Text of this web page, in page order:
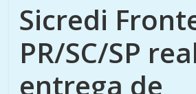
Sicredi
PR/SC/SP
entrega de